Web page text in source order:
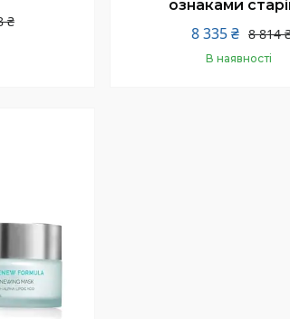
₴
ознаками
8 814
8 335 ₴
В наявності